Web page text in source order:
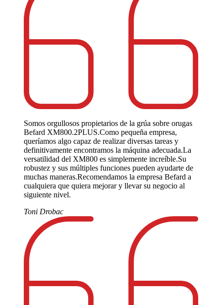
Somos orgullosos propietarios de la grúa sobre orugas
Befard XM800.2PLUS.Como pequeña empresa,
queríamos algo capaz de realizar diversas tareas y
definitivamente encontramos la máquina adecuada.La
versatilidad del XM800 es simplemente increíble.Su
robustez y sus múltiples funciones pueden ayudarte de
muchas maneras.Recomendamos la empresa Befard a
cualquiera que quiera mejorar y llevar su negocio al
siguiente nivel.
Toni Drobac